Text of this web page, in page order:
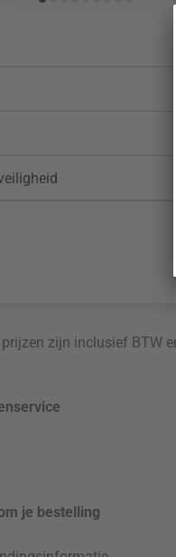
prijzen zijn inclusief BTW
je bestelling